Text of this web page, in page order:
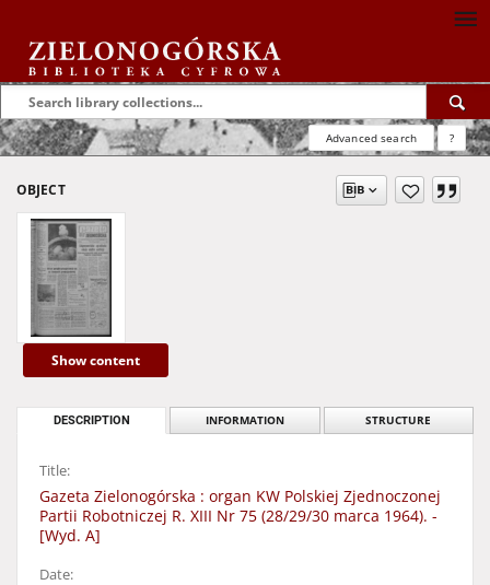
Advanced search ?
OBJECT
Show content
DESCRIPTION INFORMATION STRUCTURE
Title:
Gazeta Zielonogórska : organ KW Polskiej Zjednoczonej
Partii Robotniczej R. XIII Nr 75 (28/29/30 marca 1964). -
[Wyd. A]
Date: